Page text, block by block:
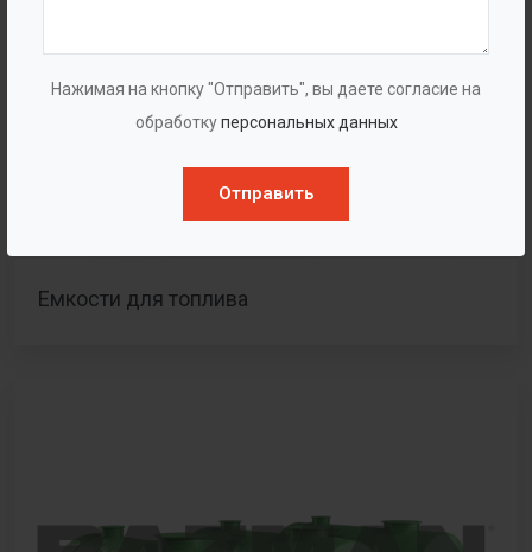
Нажимая на кнопку "Отправить", вы даете согласие на
обработкуперсональных данных
Отправить
Емкости для топлива